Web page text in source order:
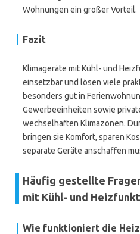
Wohnungen ein großer Vorteil.
Fazit
Klimageräte mit Kühl- und
einsetzbar und lösen viele
besonders gut in
Gewerbeeinheiten sowie
wechselhaften Klimazonen.
bringen sie Komfort, sparen
separate Geräte anschaffen
Häufig gestellte
mit Kühl- und
Wie funktioniert die